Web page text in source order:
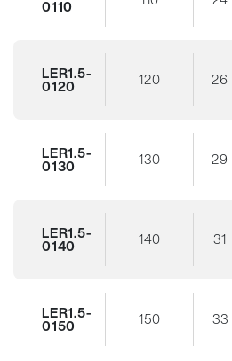
0110
LER1.5-
0120 120 26
LER1.5-
0130 130 29
LER1.5-
0140 140 31
LER1.5-
0150 150 33